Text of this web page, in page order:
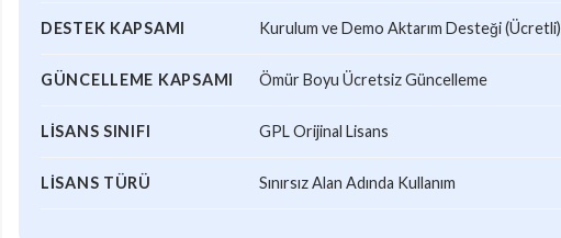
DESTEK KAPSAMI Kurulum ve Demo Aktarım Desteği (Ücretli)
GÜNCELLEME KAPSAMI Ömür Boyu Ücretsiz Güncelleme
LISANS SINIFI GPL Orijinal Lisans
LISANS TÜRÜ Sınırsız Alan Adında Kullanım